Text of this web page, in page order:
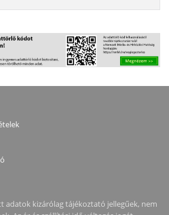
adatok kizárólag tájékoztató jellegűek, nem